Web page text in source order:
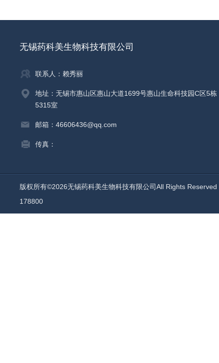
无锡药科美生物科技有限公司
联系人：赖秀丽
地址：无锡市惠山区惠山大道1699号惠山生命科技园C区5栋
5315室
邮箱：46606436@qq.com
传真：
版权所有©2026无锡药科美生物科技有限公司All Rights
178800